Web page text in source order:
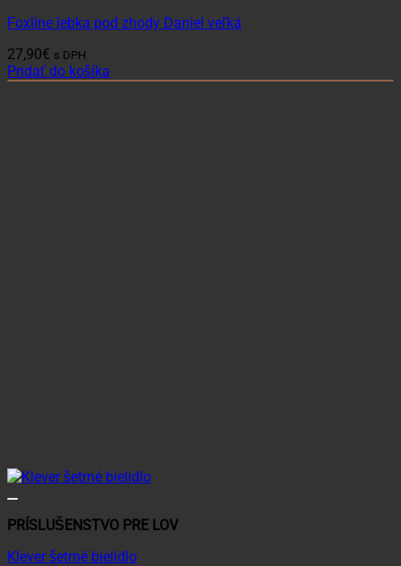
Foxline lebka pod zhody Daniel veľká
27,90€ s DPH
Pridať do košíka
PRÍSLUŠENSTVO PRE LOV
Klever šetrné bielidlo